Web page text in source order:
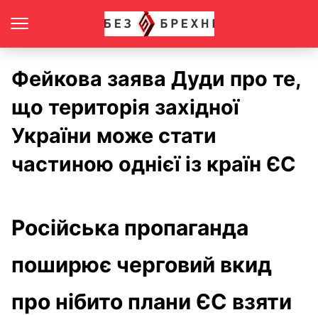
Фейкова заява Дуди про те,
що територія західної
України може стати
частиною однієї із країн ЄС
Російська пропаганда
поширює черговий вкид
про нібито плани ЄС взяти